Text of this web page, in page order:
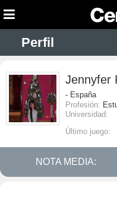
Perfil
Jennyfer
- España
Profesión:
Universidad:
Último juego:
NOTA MEDIA: